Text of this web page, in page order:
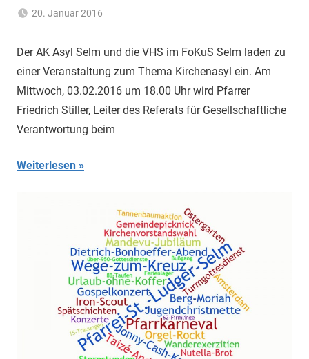
20. Januar 2016
Themann
Der AK Asyl Selm und die VHS im FoKuS Selm laden zu
einer Veranstaltung zum Thema Kirchenasyl ein. Am
Mittwoch, 03.02.2016 um 18.00 Uhr wird Pfarrer
Friedrich Stiller, Leiter des Referats für Gesellschaftliche
Verantwortung beim
Weiterlesen